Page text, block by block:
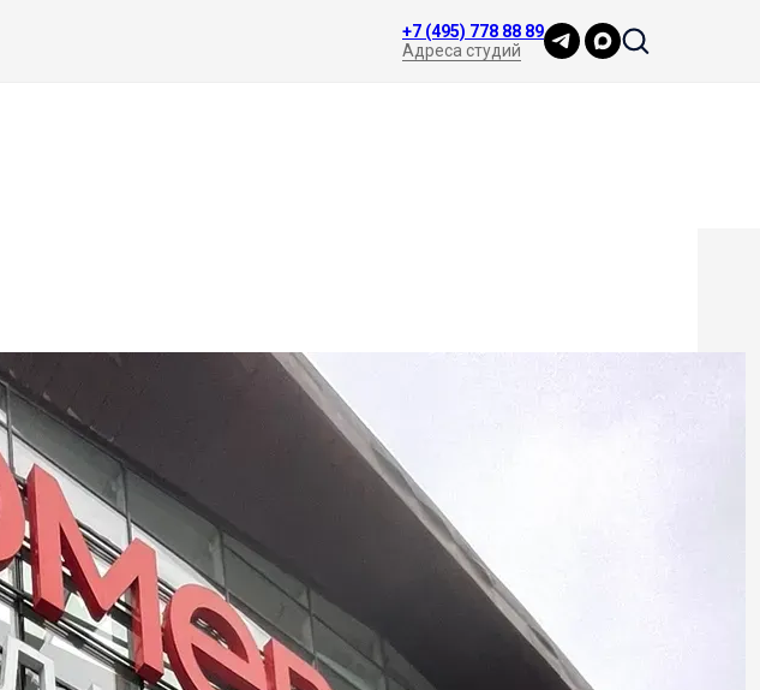
+7 (495) 778 88 89
Адреса студий